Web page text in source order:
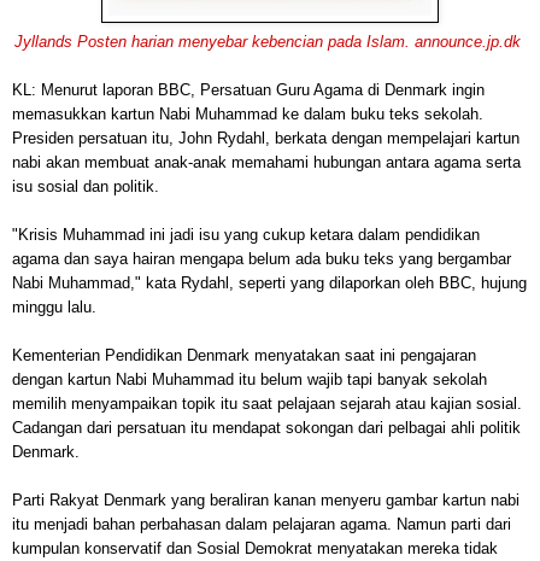
Jyllands Posten harian menyebar kebencian pada Islam. announce.jp.dk
KL: Menurut laporan BBC, Persatuan Guru Agama di Denmark ingin
memasukkan kartun Nabi Muhammad ke dalam buku teks sekolah.
Presiden persatuan itu, John Rydahl, berkata dengan mempelajari kartun
nabi akan membuat anak-anak memahami hubungan antara agama serta
isu sosial dan politik.
"Krisis Muhammad ini jadi isu yang cukup ketara dalam pendidikan
agama dan saya hairan mengapa belum ada buku teks yang bergambar
Nabi Muhammad," kata Rydahl, seperti yang dilaporkan oleh BBC, hujung
minggu lalu.
Kementerian Pendidikan Denmark menyatakan saat ini pengajaran
dengan kartun Nabi Muhammad itu belum wajib tapi banyak sekolah
memilih menyampaikan topik itu saat pelajaan sejarah atau kajian sosial.
Cadangan dari persatuan itu mendapat sokongan dari pelbagai ahli politik
Denmark.
Parti Rakyat Denmark yang beraliran kanan menyeru gambar kartun nabi
itu menjadi bahan perbahasan dalam pelajaran agama.
Namun parti dari
kumpulan konservatif dan Sosial Demokrat menyatakan mereka tidak